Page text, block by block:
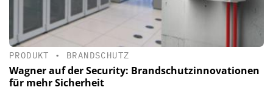
PRODUKT • BRANDSCHUTZ
Wagner auf der Security: Brandschutzinnovationen
für mehr Sicherheit